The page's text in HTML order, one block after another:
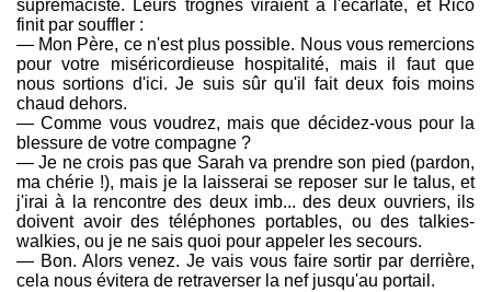
suprémaciste. Leurs trognes viraient à l'écarlate, et Rico
finit par souffler :
— Mon Père, ce n'est plus possible. Nous vous remercions
pour votre miséricordieuse hospitalité, mais il faut que
nous sortions d'ici. Je suis sûr qu'il fait deux fois moins
chaud dehors.
— Comme vous voudrez, mais que décidez-vous pour la
blessure de votre compagne ?
— Je ne crois pas que Sarah va prendre son pied (pardon,
ma chérie !), mais je la laisserai se reposer sur le talus, et
j'irai à la rencontre des deux imb... des deux ouvriers, ils
doivent avoir des téléphones portables, ou des talkies-
walkies, ou je ne sais quoi pour appeler les secours.
— Bon. Alors venez. Je vais vous faire sortir par derrière,
cela nous évitera de retraverser la nef jusqu'au portail.